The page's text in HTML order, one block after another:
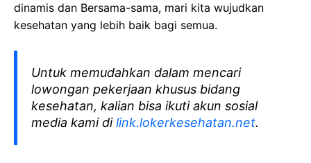
dinamis dan Bersama-sama, mari kita wujudkan
kesehatan yang lebih baik bagi semua.
Untuk memudahkan dalam mencari
lowongan pekerjaan khusus bidang
kesehatan, kalian bisa ikuti akun sosial
media kami dilink.lokerkesehatan.net.